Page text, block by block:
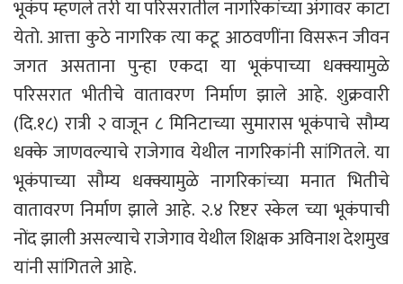
भूकंप म्हणले तरी या परिसरातील नागरिकांच्या अंगावर काटा
येतो. आत्ता कुठे नागरिक त्या कटू आठवणींना विसरून जीवन
जगत असताना पुन्हा एकदा या भूकंपाच्या धक्क्यामुळे
परिसरात भीतीचे वातावरण निर्माण झाले आहे. शुक्रवारी
(दि.१८) रात्री २ वाजून ८ मिनिटाच्या सुमारास भूकंपाचे सौम्य
धक्के जाणवल्याचे राजेगाव येथील नागरिकांनी सांगितले. या
भूकंपाच्या सौम्य धक्क्यामुळे नागरिकांच्या मनात भितीचे
वातावरण निर्माण झाले आहे. २.४ रिष्टर स्केल च्या भूकंपाची
नोंद झाली असल्याचे राजेगाव येथील शिक्षक अविनाश देशमुख
यांनी सांगितले आहे.